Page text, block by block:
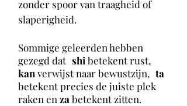
zonder spoor van traagheid of
slaperigheid.
Sommige geleerden hebben
gezegd dat shi betekent rust,
kanverwijst naar bewustzijn, ta
betekent precies de juiste plek
raken en za betekent zitten.